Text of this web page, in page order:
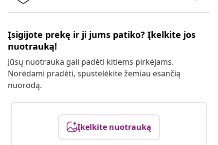
Įsigijote prekę ir ji jums patiko? Įkelkite jos
nuotrauką!
Jūsų nuotrauka gali padėti kitiems pirkėjams.
Norėdami pradėti, spustelėkite žemiau esančią
nuorodą.
Įkelkite nuotrauką